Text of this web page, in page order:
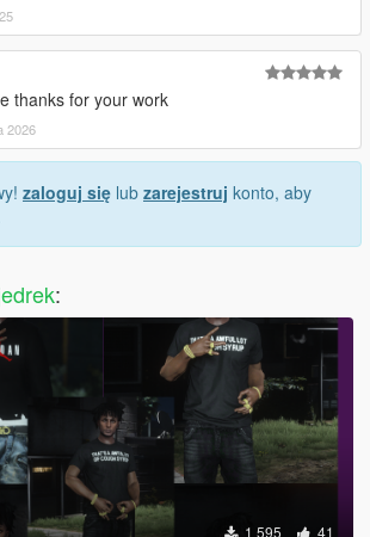
thanks for your work
2026
zaloguj się lub zarejestruj konto, aby
:
1 595 41